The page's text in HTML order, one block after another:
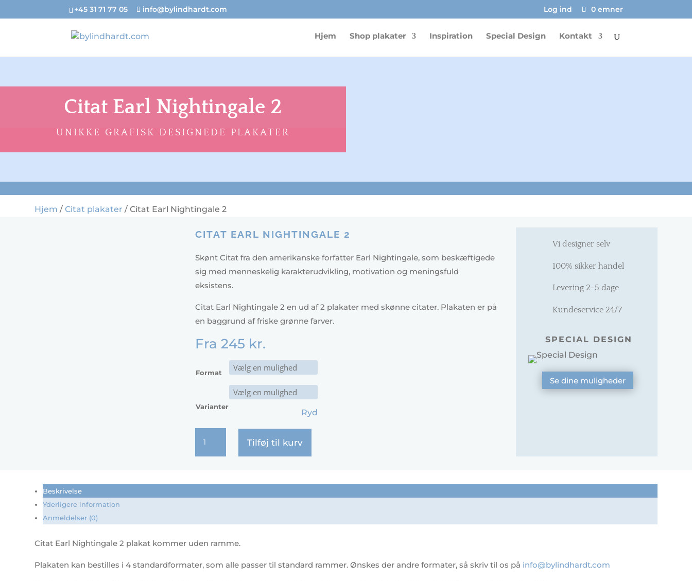
+45 31 71 77 05 info@bylindhardt.com Log ind 0 emner
Hjem Shop plakater Inspiration Special Design Kontakt
Citat Earl Nightingale 2
UNIKKE GRAFISK DESIGNEDE PLAKATER
Hjem /Citat plakater / Citat Earl Nightingale 2
CITAT EARL NIGHTINGALE 2
Skønt Citat fra den amerikanske forfatter Earl Nightingale, som beskæftigede
sig med menneskelig karakterudvikling, motivation og meningsfuld
eksistens.
Citat Earl Nightingale 2 en ud af 2 plakater med skønne citater. Plakaten er på
en baggrund af friske grønne farver.
Fra 245 kr.
Format
Varianter
Ryd
Tilføj til kurv
Vi designer selv
100% sikker handel
Levering 2-5 dage
Kundeservice 24/7
SPECIAL DESIGN
Se dine muligheder
Beskrivelse
Yderligere information
Anmeldelser (0)
Citat Earl Nightingale 2 plakat kommer uden ramme.
Plakaten kan bestilles i 4 standardformater, som alle passer til standard rammer. Ønskes der andre formater, så skriv til os på info@bylindhardt.com